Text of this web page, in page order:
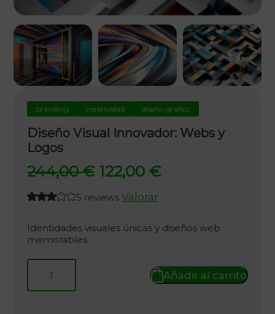
branding creatividad diseño gráfico
Diseño Visual Innovador: Webs y
Logos
244,00€ El
precio
era:
122,00 €El
es:
5 reviews Valorar
Identidades visuales únicas y diseños web
memorables.
Añadir al carrito